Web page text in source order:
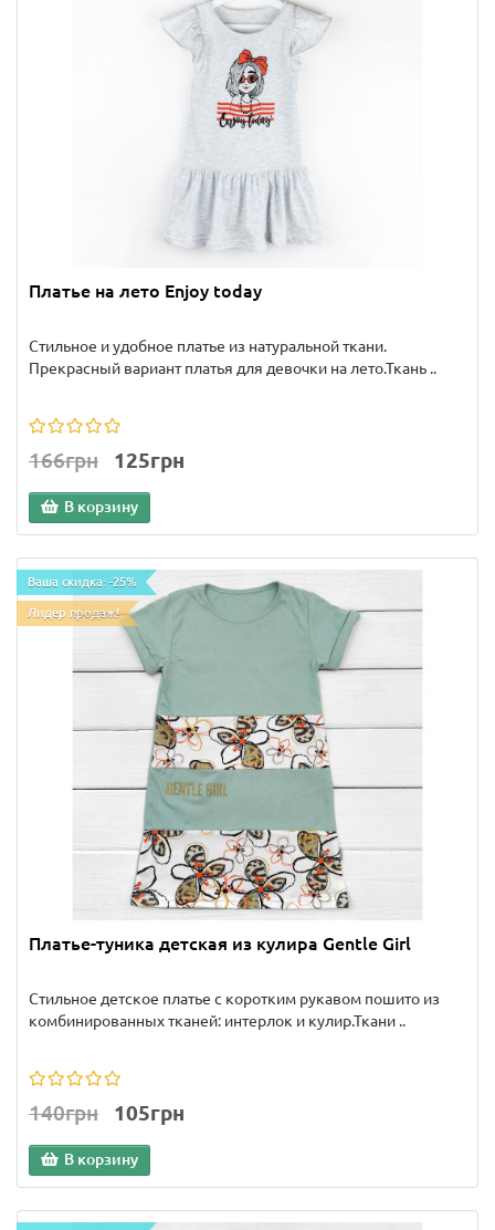
Платье на лето Enjoy today
Стильное и удобное платье из натуральной ткани.
Прекрасный вариант платья для девочки на лето.Ткань ..
166грн 125грн
В корзину
Ваша скидка: -25%
Лидер продаж!
Платье-туника детская из кулира Gentle Girl
Стильное детское платье с коротким рукавом пошито из
комбинированных тканей: интерлок и кулир.Ткани ..
140грн 105грн
В корзину